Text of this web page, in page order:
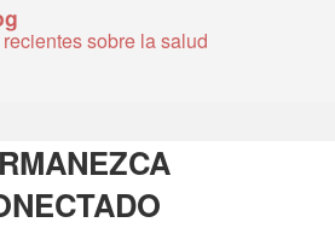
sobre la salud